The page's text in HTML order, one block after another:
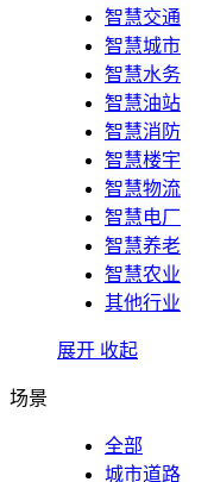
智慧交通
智慧城市
智慧水务
智慧油站
智慧消防
智慧楼宇
智慧物流
智慧电厂
智慧养老
智慧农业
其他行业
展开 收起
场景
全部
城市道路